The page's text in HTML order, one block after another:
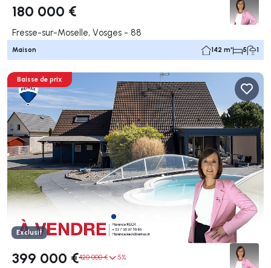
180 000 €
Fresse-sur-Moselle, Vosges - 88
Maison 142 m² 5 1
Baisse de prix
Exclusif
399 000 €420 000 € 5%